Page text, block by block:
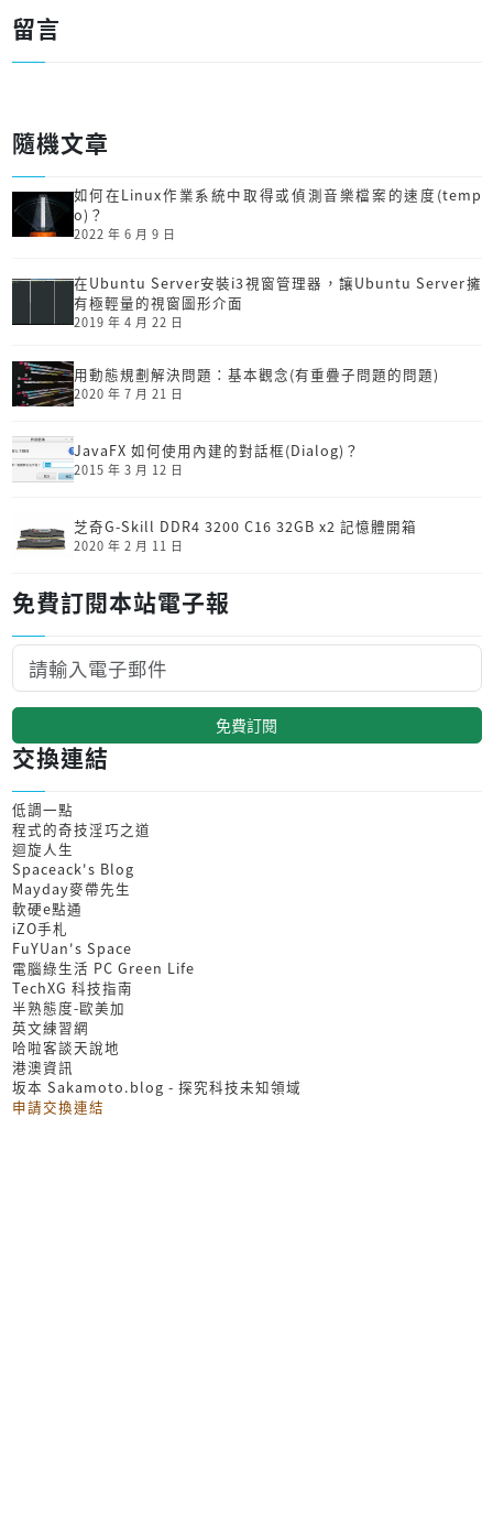
留言
隨機文章
如何在Linux作業系統中取得或偵測音樂檔案的速度(temp
o)？
2022 年 6 月 9 日
在Ubuntu Server安裝i3視窗管理器，讓Ubuntu Server擁
有極輕量的視窗圖形介面
2019 年 4 月 22 日
用動態規劃解決問題：基本觀念(有重疊子問題的問題)
2020 年 7 月 21 日
JavaFX 如何使用內建的對話框(Dialog)？
2015 年 3 月 12 日
芝奇G-Skill DDR4 3200 C16 32GB x2 記憶體開箱
2020 年 2 月 11 日
免費訂閱本站電子報
免費訂閱
交換連結
低調一點
程式的奇技淫巧之道
迴旋人生
Spaceack's Blog
Mayday麥帶先生
軟硬e點通
iZO手札
FuYUan's Space
電腦綠生活 PC Green Life
TechXG 科技指南
半熟態度-歐美加
英文練習網
哈啦客談天說地
港澳資訊
坂本 Sakamoto.blog - 探究科技未知領域
申請交換連結